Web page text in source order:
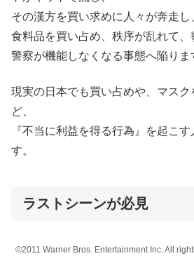
その漢方を買い求めに人々が奔走し
食料品を買い占め、秩序が乱れて、
警察が機能しなくなる事態へ陥りま
現実の日本でも買い占めや、マス
ど、
『不当に利益を得る行為』を起こ
す。
ラストシーンが必見
©2011 Warner Bros. Entertainment Inc. All